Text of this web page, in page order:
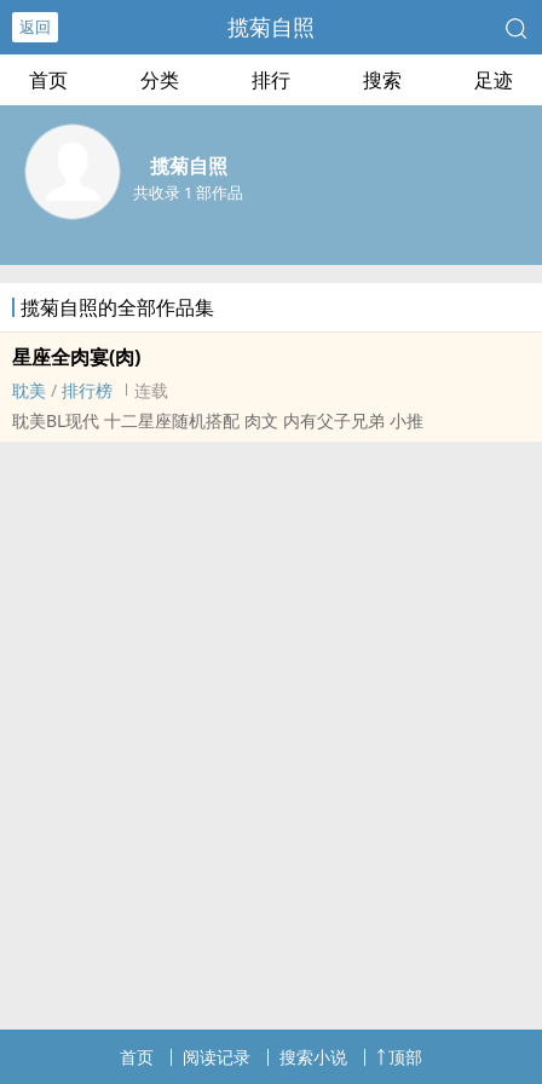
返回 揽菊自照
首页 分类 排行 搜索 足迹
揽菊自照
共收录 1 部作品
揽菊自照的全部作品集
星座全肉宴(肉)
耽美 / 排行榜
连载
耽美BL现代 十二星座随机搭配 ​肉‎‌文­‎‍ 内有父子兄弟 小推
首页 阅读记录 搜索小说 顶部